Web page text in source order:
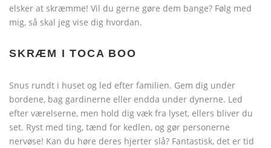
elsker at skræmme! Vil du gerne gøre dem bange? Følg med
mig, så skal jeg vise dig hvordan.
SKRÆM I TOCA BOO
Snus rundt i huset og led efter familien. Gem dig under
bordene, bag gardinerne eller endda under dynerne. Led
efter værelserne, men hold dig væk fra lyset, ellers bliver du
set. Ryst med ting, tænd for kedlen, og gør personerne
nervøse! Kan du høre deres hjerter slå? Fantastisk, det er tid